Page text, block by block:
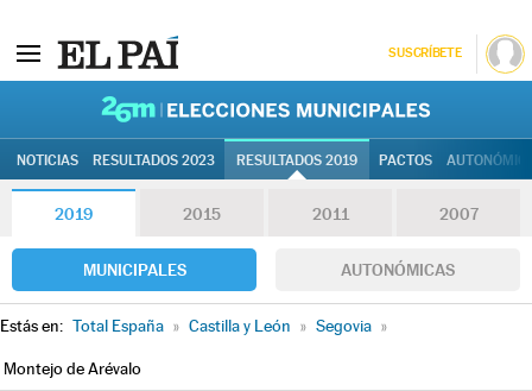
SUSCRÍBETE
NOTICIAS RESULTADOS 2023 RESULTADOS 2019 PACTOS
2019 2015 2011 2007
MUNICIPALES AUTONÓMICAS
Estás en: Total España » Castilla y León » Segovia »
Montejo de Arévalo